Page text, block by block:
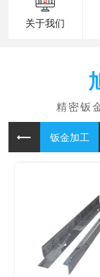
关于我们
钣金加工